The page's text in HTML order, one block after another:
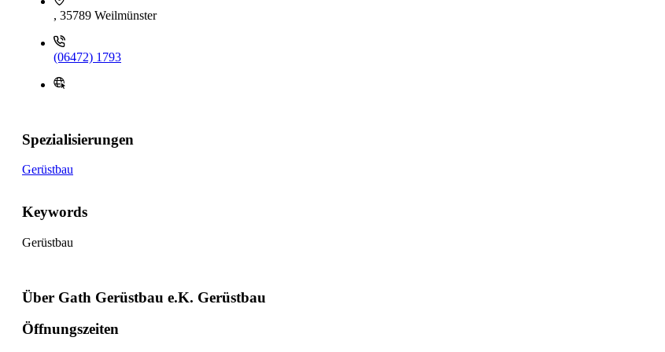
, 35789 Weilmünster
(06472) 1793
Spezialisierungen
Gerüstbau
Keywords
Gerüstbau
Über Gath Gerüstbau e.K. Gerüstbau
Öffnungszeiten